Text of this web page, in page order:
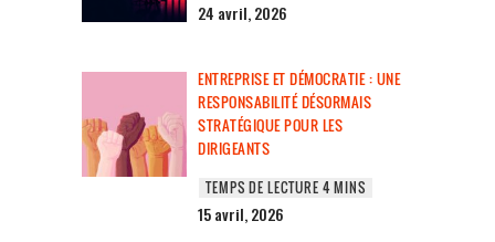
24 avril, 2026
ENTREPRISE ET DÉMOCRATIE : UNE
RESPONSABILITÉ DÉSORMAIS
STRATÉGIQUE POUR LES
DIRIGEANTS
15 avril, 2026